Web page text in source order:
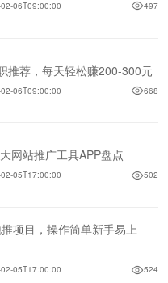
06T09:00:00 497
推荐，每天轻松赚200-300元
06T09:00:00 668
网站推广工具APP盘点
05T17:00:00 502
项目，操作简单新手易上
05T17:00:00 524